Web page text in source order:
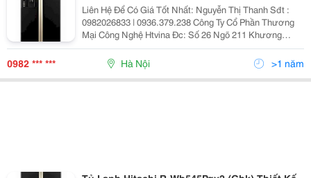
Liên Hệ Để Có Giá Tốt Nhất: Nguyễn Thị Thanh Sđt :
0982026833 | 0936.379.238 Công Ty Cổ Phần Thương
Mại Công Nghệ Htvina Đc: Số 26 Ngõ 211 Khương
Trung &Ndash; Thanh Xuân &Ndash; Hà Nội Yahoo
:Nguyenthanh6685 Website: Http://Sieuthiht.com
0982 *** *** Hà Nội >1 năm